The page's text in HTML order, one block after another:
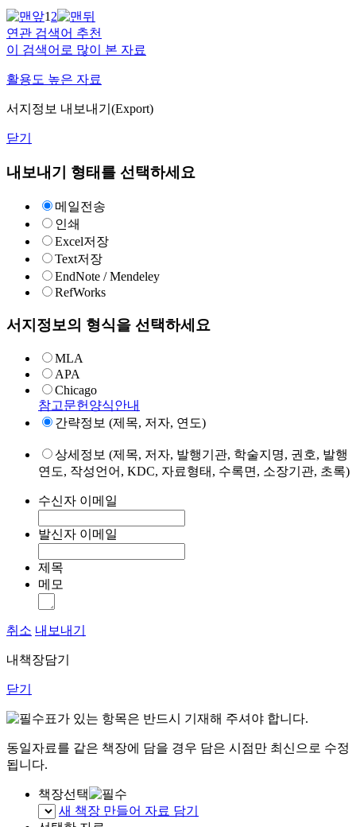
12
연관 검색어 추천
이 검색어로 많이 본 자료
활용도 높은 자료
서지정보 내보내기(Export)
닫기
내보내기 형태를 선택하세요
메일전송
인쇄
Excel저장
Text저장
EndNote / Mendeley
RefWorks
서지정보의 형식을 선택하세요
MLA
APA
Chicago
참고문헌양식안내
간략정보 (제목, 저자, 연도)
상세정보 (제목, 저자, 발행기관, 학술지명, 권호, 발행
연도, 작성언어, KDC, 자료형태, 수록면, 소장기관, 초록)
수신자 이메일
발신자 이메일
제목
메모
취소 내보내기
내책장담기
닫기
표가 있는 항목은 반드시 기재해 주셔야 합니다.
동일자료를 같은 책장에 담을 경우 담은 시점만 최신으로 수정
됩니다.
책장선택
새 책장 만들어 자료 담기